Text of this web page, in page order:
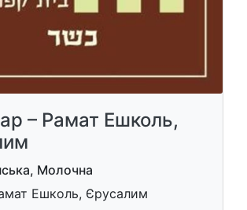
– Рамат Ешколь,
Молочна
Ешколь, Єрусалим